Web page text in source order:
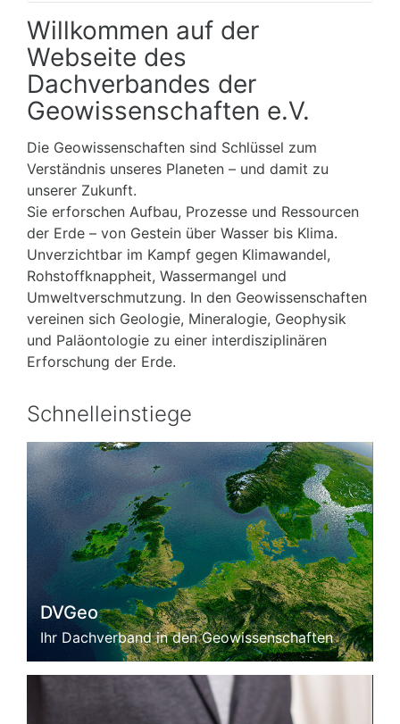
Willkommen auf der
Webseite des
Dachverbandes der
Geowissenschaften e.V.
Die Geowissenschaften sind Schlüssel zum
Verständnis unseres Planeten – und damit zu
unserer Zukunft.
Sie erforschen Aufbau, Prozesse und Ressourcen
der Erde – von Gestein über Wasser bis Klima.
Unverzichtbar im Kampf gegen Klimawandel,
Rohstoffknappheit, Wassermangel und
Umweltverschmutzung. In den Geowissenschaften
vereinen sich Geologie, Mineralogie, Geophysik
und Paläontologie zu einer interdisziplinären
Erforschung der Erde.
Schnelleinstiege
DVGeo
Ihr Dachverband in den Geowissenschaften